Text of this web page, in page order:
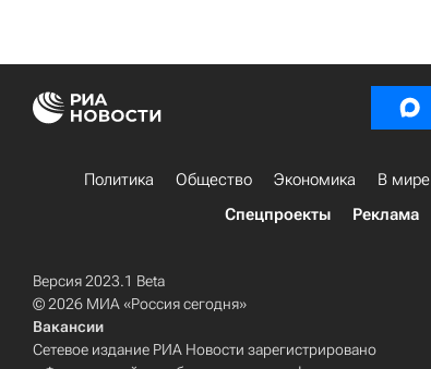
Политика Общество Экономика В мире
Спецпроекты
Реклама
Версия 2023.1 Beta
© 2026 МИА «Россия сегодня»
Вакансии
Сетевое издание РИА Новости зарегистрировано